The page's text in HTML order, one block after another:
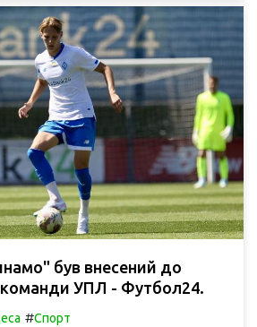
був внесений до
команди УПЛ - Футбол24.
#Спорт